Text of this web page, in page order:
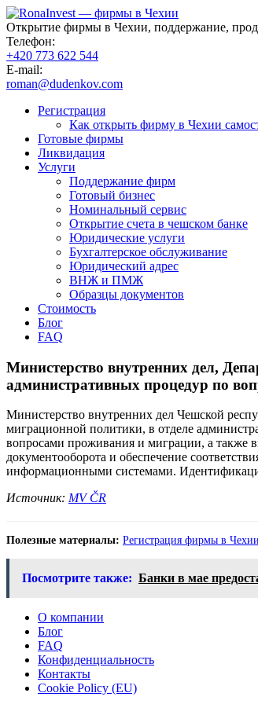
Открытие фирмы в Чехии, поддержание,
Телефон:
+420 773 622 544
E-mail:
roman@dudenkov.com
Регистрация
Как открыть фирму в Чехии
Готовые фирмы
Ликвидация
Услуги
Поддержание фирм
Готовый бизнес
Номинальный сервис
Открытие счета в чешском банке
Юридические услуги
Бухгалтерское обслуживание
Юридический адрес
ВНЖ и ПМЖ
Образцы документов
Стоимость
Блог
FAQ
Министерство внутренних дел,
административных процедур по
Министерство внутренних дел Чешской
миграционной политики, в отделе
вопросами проживания и миграции, а также
документооборота и обеспечение
информационными системами.
Источник: MV ČR
Полезные материалы: Регистрация фирмы в Чехии
Посмотрите также: Банки в мае
О компании
Блог
FAQ
Конфиденциальность
Контакты
Cookie Policy (EU)